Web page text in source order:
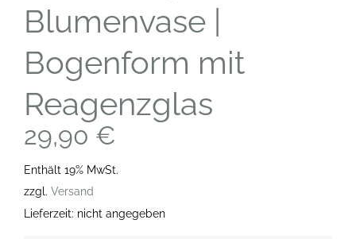
Blumenvase |
Bogenform mit
Reagenzglas
29,90 €
Enthält 19% MwSt.
zzgl. Versand
Lieferzeit: nicht angegeben